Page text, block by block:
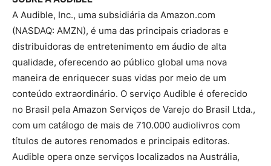
A Audible, Inc., uma subsidiária da Amazon.com
(NASDAQ: AMZN), é uma das principais criadoras e
distribuidoras de entretenimento em áudio de alta
qualidade, oferecendo ao público global uma nova
maneira de enriquecer suas vidas por meio de um
conteúdo extraordinário. O serviço Audible é oferecido
no Brasil pela Amazon Serviços de Varejo do Brasil Ltda.,
com um catálogo de mais de 710.000 audiolivros com
títulos de autores renomados e principais editoras.
Audible opera onze serviços localizados na Austrália,